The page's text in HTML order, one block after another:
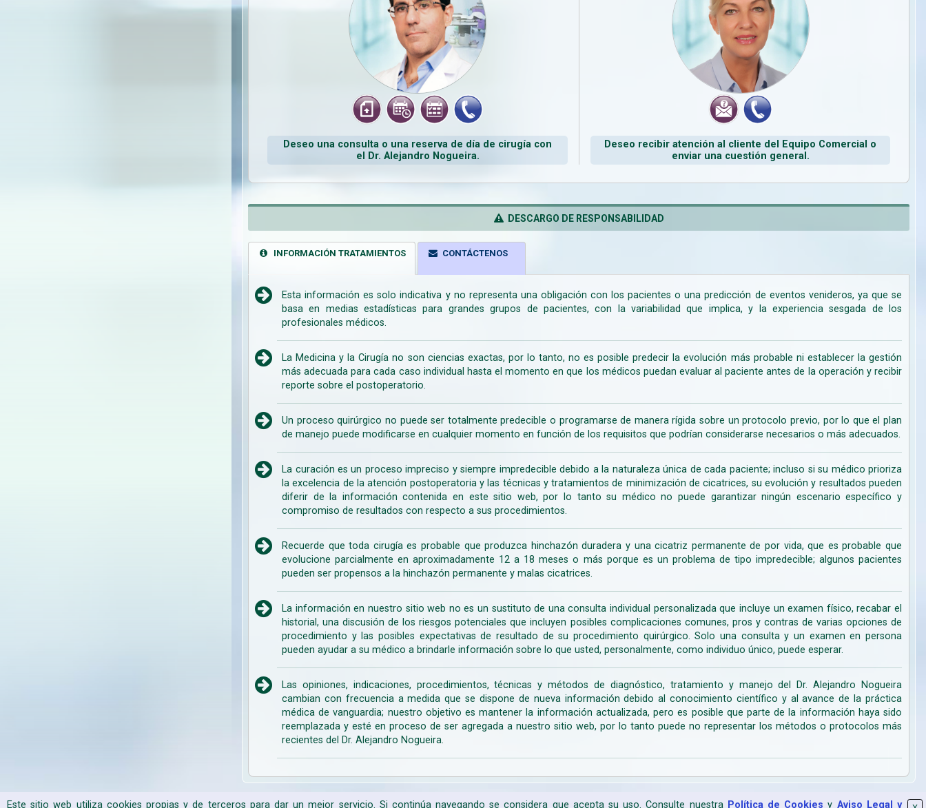
Este sitio web utiliza cookies propias y de terceros para dar un mejor servicio. Si continúa navegando se considera que acepta su uso. Consulte nuestra Política de Cookies y Aviso Legal y
Deseo una consulta o una reserva de día de cirugía con
el Dr. Alejandro Nogueira.
Deseo recibir atención al cliente del Equipo Comercial o
enviar una cuestión general.
DESCARGO DE RESPONSABILIDAD
INFORMACIÓN TRATAMIENTOS CONTÁCTENOS
Esta información es solo indicativa y no representa una obligación con los pacientes o una predicción de eventos venideros, ya que se
basa en medias estadísticas para grandes grupos de pacientes, con la variabilidad que implica, y la experiencia sesgada de los
profesionales médicos.
La Medicina y la Cirugía no son ciencias exactas, por lo tanto, no es posible predecir la evolución más probable ni establecer la gestión
más adecuada para cada caso individual hasta el momento en que los médicos puedan evaluar al paciente antes de la operación y recibir
reporte sobre el postoperatorio.
Un proceso quirúrgico no puede ser totalmente predecible o programarse de manera rígida sobre un protocolo previo, por lo que el plan
de manejo puede modificarse en cualquier momento en función de los requisitos que podrían considerarse necesarios o más adecuados.
La curación es un proceso impreciso y siempre impredecible debido a la naturaleza única de cada paciente; incluso si su médico prioriza
la excelencia de la atención postoperatoria y las técnicas y tratamientos de minimización de cicatrices, su evolución y resultados pueden
diferir de la información contenida en este sitio web, por lo tanto su médico no puede garantizar ningún escenario específico y
compromiso de resultados con respecto a sus procedimientos.
Recuerde que toda cirugía es probable que produzca hinchazón duradera y una cicatriz permanente de por vida, que es probable que
evolucione parcialmente en aproximadamente 12 a 18 meses o más porque es un problema de tipo impredecible; algunos pacientes
pueden ser propensos a la hinchazón permanente y malas cicatrices.
La información en nuestro sitio web no es un sustituto de una consulta individual personalizada que incluye un examen físico, recabar el
historial, una discusión de los riesgos potenciales que incluyen posibles complicaciones comunes, pros y contras de varias opciones de
procedimiento y las posibles expectativas de resultado de su procedimiento quirúrgico. Solo una consulta y un examen en persona
pueden ayudar a su médico a brindarle información sobre lo que usted, personalmente, como individuo único, puede esperar.
Las opiniones, indicaciones, procedimientos, técnicas y métodos de diagnóstico, tratamiento y manejo del Dr. Alejandro Nogueira
cambian con frecuencia a medida que se dispone de nueva información debido al conocimiento científico y al avance de la práctica
médica de vanguardia; nuestro objetivo es mantener la información actualizada, pero es posible que parte de la información haya sido
reemplazada y esté en proceso de ser agregada a nuestro sitio web, por lo tanto puede no representar los métodos o protocolos más
recientes del Dr. Alejandro Nogueira.